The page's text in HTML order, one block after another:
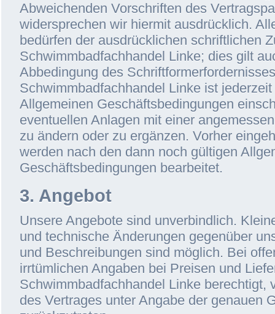
Abweichenden Vorschriften des
widersprechen wir hiermit ausdrücklich.
bedürfen der ausdrücklichen schriftlichen
Schwimmbadfachhandel Linke; dies gilt
Abbedingung des
Schwimmbadfachhandel Linke ist
Allgemeinen Geschäftsbedingungen
eventuellen Anlagen mit einer
zu ändern oder zu ergänzen. Vorher
werden nach den dann noch gültigen
Geschäftsbedingungen bearbeitet.
3. Angebot
Unsere Angebote sind unverbindlich.
und technische Änderungen gegenüber
und Beschreibungen sind möglich. Bei
irrtümlichen Angaben bei Preisen und
Schwimmbadfachhandel Linke berechtigt,
des Vertrages unter Angabe der genauen